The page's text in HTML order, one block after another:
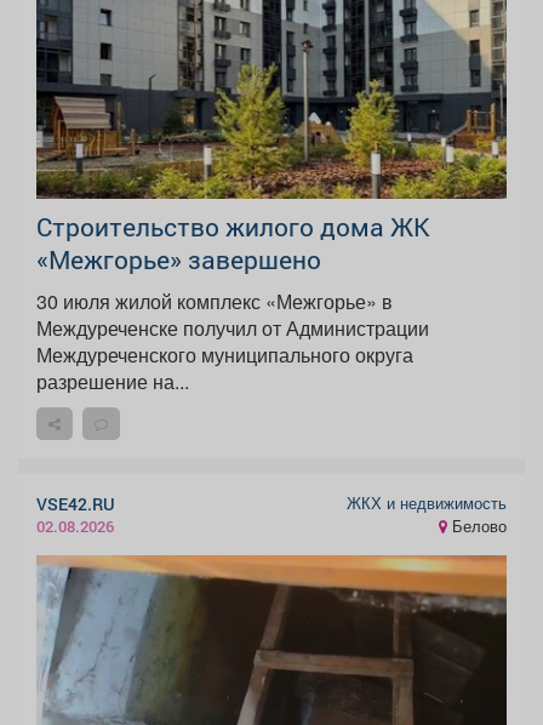
Строительство жилого дома ЖК
«Межгорье» завершено
30 июля жилой комплекс «Межгорье» в
Междуреченске получил от Администрации
Междуреченского муниципального округа
разрешение на...
VSE42.RU
02.08.2026
ЖКХ и недвижимость
Белово